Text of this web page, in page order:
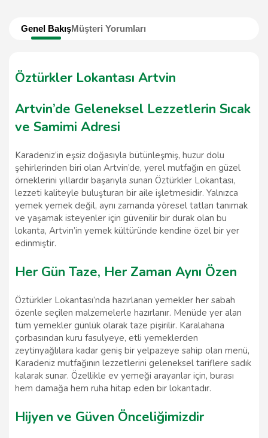
Genel BakışMüşteri Yorumları
Öztürkler Lokantası Artvin
Artvin’de Geleneksel Lezzetlerin Sıcak
ve Samimi Adresi
Karadeniz’in eşsiz doğasıyla bütünleşmiş, huzur dolu
şehirlerinden biri olan Artvin’de, yerel mutfağın en güzel
örneklerini yıllardır başarıyla sunan Öztürkler Lokantası,
lezzeti kaliteyle buluşturan bir aile işletmesidir. Yalnızca
yemek yemek değil, aynı zamanda yöresel tatları tanımak
ve yaşamak isteyenler için güvenilir bir durak olan bu
lokanta, Artvin’in yemek kültüründe kendine özel bir yer
edinmiştir.
Her Gün Taze, Her Zaman Aynı Özen
Öztürkler Lokantası’nda hazırlanan yemekler her sabah
özenle seçilen malzemelerle hazırlanır. Menüde yer alan
tüm yemekler günlük olarak taze pişirilir. Karalahana
çorbasından kuru fasulyeye, etli yemeklerden
zeytinyağlılara kadar geniş bir yelpazeye sahip olan menü,
Karadeniz mutfağının lezzetlerini geleneksel tariflere sadık
kalarak sunar. Özellikle ev yemeği arayanlar için, burası
hem damağa hem ruha hitap eden bir lokantadır.
Hijyen ve Güven Önceliğimizdir